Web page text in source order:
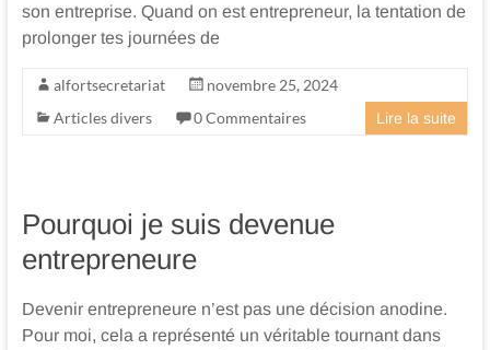
son entreprise. Quand on est entrepreneur, la tentation de
prolonger tes journées de
alfortsecretariat
novembre 25, 2024
Articles divers
0 Commentaires Lire la suite
Pourquoi je suis devenue
entrepreneure
Devenir entrepreneure n’est pas une décision anodine.
Pour moi, cela a représenté un véritable tournant dans